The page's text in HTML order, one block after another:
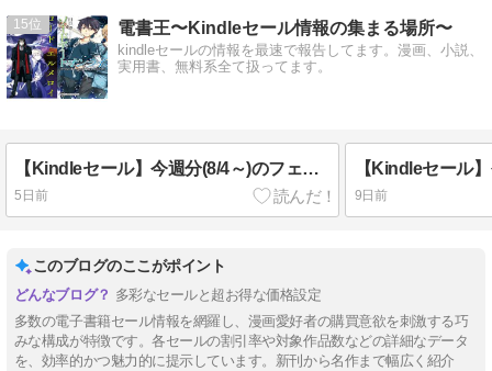
15 電書王〜Kindleセール情報の集まる場所〜
kindleセールの情報を最速で報告してます。漫画、小説、
実用書、無料系全て扱ってます。
【Kindleセール】今週分(8/4～)のフェア一覧!!「SAO」「狼と香辛料」等1000冊(8/13まで)
5日前 9日前
このブログのここがポイント
多彩なセールと超お得な価格設定
多数の電子書籍セール情報を網羅し、漫画愛好者の購買意欲を刺激する巧
みな構成が特徴です。各セールの割引率や対象作品数などの詳細なデータ
を、効率的かつ魅力的に提示しています。新刊から名作まで幅広く紹介